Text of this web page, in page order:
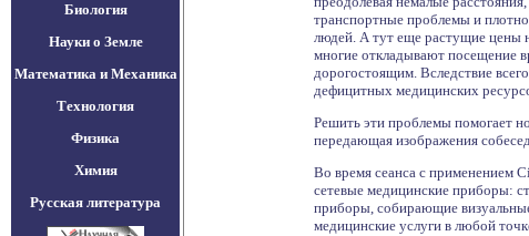
Биология
Науки о Земле
Математика и Механика
Технология
Физика
Химия
Русская литература
транспортные проблемы и
людей. А тут еще растущие цены
многие откладывают посещение
дорогостоящим. Вследствие
дефицитных медицинских
Решить эти проблемы помогает
передающая изображения
Во время сеанса с применением
сетевые медицинские приборы:
приборы, собирающие
медицинские услуги в любой